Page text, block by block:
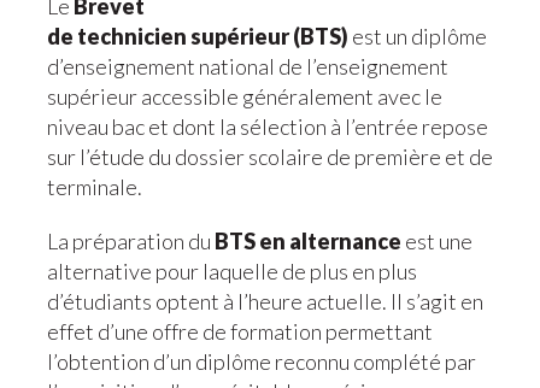
Le Brevet
de technicien supérieur (BTS) est un diplôme
d’enseignement national de l’enseignement
supérieur accessible généralement avec le
niveau bac et dont la sélection à l’entrée repose
sur l’étude du dossier scolaire de première et de
terminale.
La préparation du BTS en alternance est une
alternative pour laquelle de plus en plus
d’étudiants optent à l’heure actuelle. Il s’agit en
effet d’une offre de formation permettant
l’obtention d’un diplôme reconnu complété par